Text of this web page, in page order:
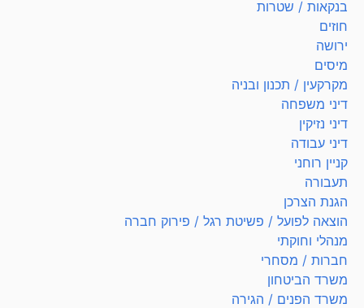
בנקאות / שטרות
חוזים
ירושה
מיסים
מקרקעין / תכנון ובניה
דיני משפחה
דיני נזיקין
דיני עבודה
קניין רוחני
תעבורה
הגנת הצרכן
הוצאה לפועל / פשיטת רגל / פירוק חברה
מנהלי וחוקתי
חברות / מסחרי
משרד הביטחון
משרד הפנים / הגירה